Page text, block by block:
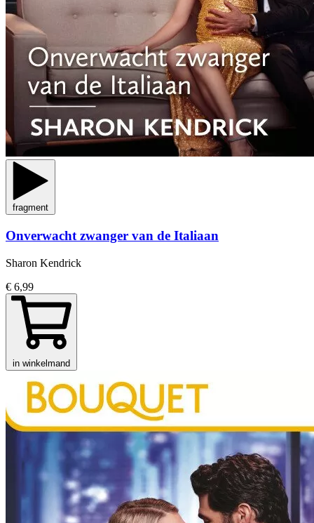
fragment
Onverwacht zwanger van de Italiaan
Sharon Kendrick
€ 6,99
in winkelmand